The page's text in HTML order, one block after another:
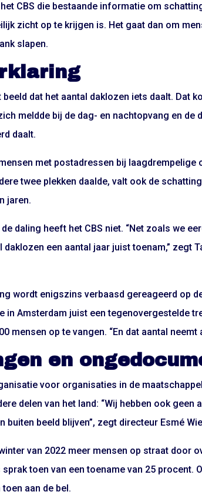
CBS die bestaande informatie om
zicht op te krijgen is. Het gaat dan om
slapen.
dat het aantal daklozen iets daalt. Dat
meldde bij de dag- en nachtopvang en de
daalt.
met postadressen bij laagdrempelige
twee plekken daalde, valt ook de
jaren.
daling heeft het CBS niet. “Net zoals we
daklozen een aantal jaar juist toenam,” zegt
wordt enigszins verbaasd gereageerd op
in Amsterdam juist een tegenovergestelde
mensen op te vangen. “En dat aantal neemt
en
voor organisaties in de
delen van het land: “Wij hebben ook
buiten beeld blijven”, zegt directeur Esmé
van 2022 meer mensen op straat door
toen van een toename van 25 procent.
aan de bel.